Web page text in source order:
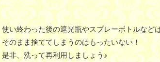
使い終わった後の遮光瓶やスプレーボトルなど
そのまま捨ててしまうのはもったいない！
是非、洗って再利用しましょう♪